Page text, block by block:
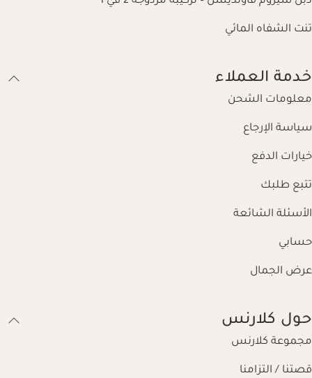
تنت الشفاه المائي
خدمة العملاء
معلومات الشحن
سياسة الإرجاع
خيارات الدفع
تتبع طلبك
الأسئلة الشائعة
حسابي
عرض الجمال
حول كلارنس
مجموعة كلارنس
قصتنا / التزامنا